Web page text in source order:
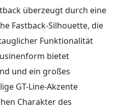
überzeugt durch eine
Fastback-Silhouette, die
Funktionalität
bietet
und ein großes
GT-Line-Akzente
Charakter des